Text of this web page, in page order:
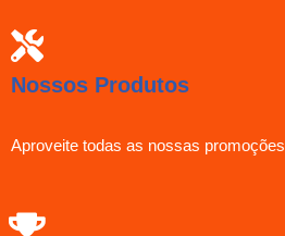
Nossos Produtos
Aproveite todas as nossas promoções